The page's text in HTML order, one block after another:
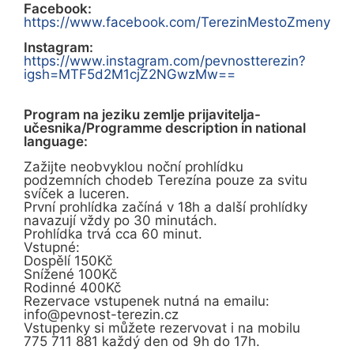
Facebook:
https://www.facebook.com/TerezinMestoZmeny
Instagram:
https://www.instagram.com/pevnostterezin?
igsh=MTF5d2M1cjZ2NGwzMw==
Program na jeziku zemlje prijavitelja-
učesnika/Programme description in national
language:
Zažijte neobvyklou noční prohlídku
podzemních chodeb Terezína pouze za svitu
svíček a luceren.
První prohlídka začíná v 18h a další prohlídky
navazují vždy po 30 minutách.
Prohlídka trvá cca 60 minut.
Vstupné:
Dospělí 150Kč
Snížené 100Kč
Rodinné 400Kč
Rezervace vstupenek nutná na emailu:
info@pevnost-terezin.cz
Vstupenky si můžete rezervovat i na mobilu
775 711 881 každý den od 9h do 17h.